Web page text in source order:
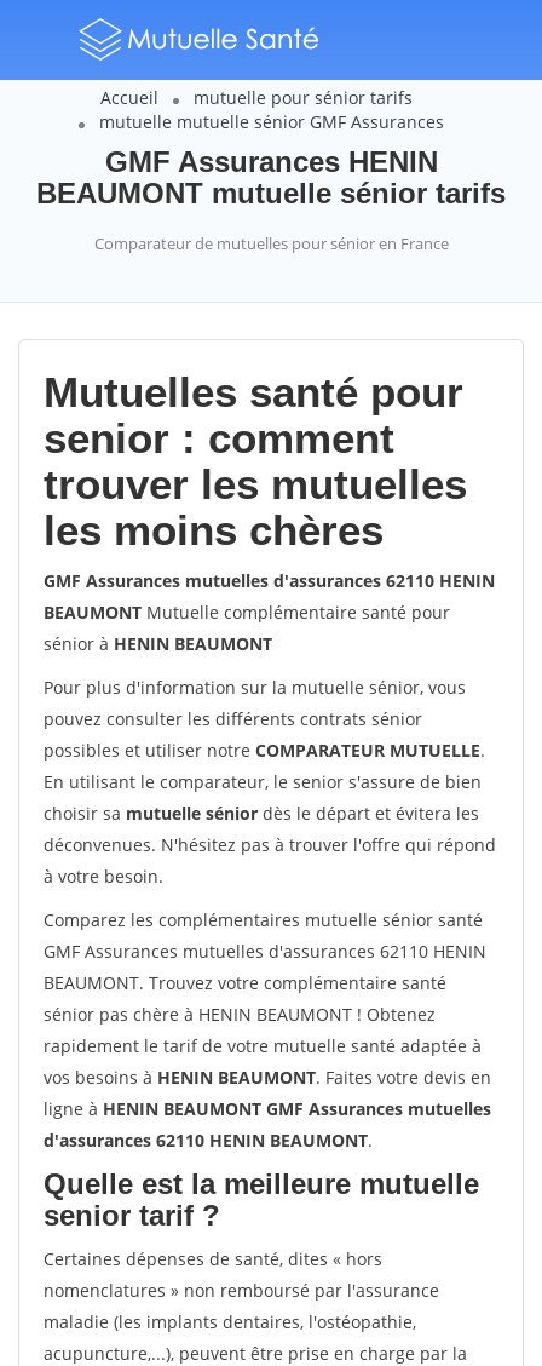
Accueil
mutuelle pour sénior tarifs
mutuelle mutuelle sénior GMF Assurances
GMF Assurances HENIN
BEAUMONT mutuelle sénior tarifs
Comparateur de mutuelles pour sénior en France
Mutuelles santé pour
senior : comment
trouver les mutuelles
les moins chères
GMF Assurances mutuelles d'assurances 62110 HENIN
BEAUMONT Mutuelle complémentaire santé pour
sénior à HENIN BEAUMONT
Pour plus d'information sur la mutuelle sénior, vous
pouvez consulter les différents contrats sénior
possibles et utiliser notre COMPARATEUR MUTUELLE.
En utilisant le comparateur, le senior s'assure de bien
choisir sa mutuelle sénior dès le départ et évitera les
déconvenues. N'hésitez pas à trouver l'offre qui répond
à votre besoin.
Comparez les complémentaires mutuelle sénior santé
GMF Assurances mutuelles d'assurances 62110 HENIN
BEAUMONT. Trouvez votre complémentaire santé
sénior pas chère à HENIN BEAUMONT ! Obtenez
rapidement le tarif de votre mutuelle santé adaptée à
vos besoins à HENIN BEAUMONT. Faites votre devis en
ligne à HENIN BEAUMONT GMF Assurances mutuelles
d'assurances 62110 HENIN BEAUMONT.
Quelle est la meilleure mutuelle
senior tarif ?
Certaines dépenses de santé, dites « hors
nomenclatures » non remboursé par l'assurance
maladie (les implants dentaires, l'ostéopathie,
acupuncture,...), peuvent être prise en charge par la